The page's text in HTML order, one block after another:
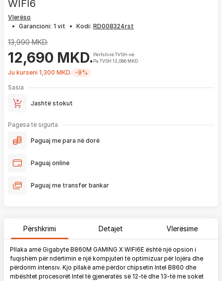
WIFI6
Vlerëso
• Garancioni: 1 vit • Kodi:
13,990 MKD.
12,690 MKD.Përfshirë TVSH-në
Pa TVSH 12,086 MKD.
Ju kurseni 1,300 MKD. -9%
Sasia
Jashtë stokut
Pagesa të sigurta
Paguaj me para në dorë
Paguaj online
Paguaj me transfer bankar
Përshkrimi Detajet Vlerësime
Pllaka amë Gigabyte B860M GAMING X WIFI6E është një opsion i
fuqishëm për ndërtimin e një kompjuteri të optimizuar për lojëra dhe
përdorim intensiv. Kjo pllakë amë përdor chipsetin Intel B860 dhe
mbështet procesorët Intel të gjeneratës së 12-të dhe 13-të me soket